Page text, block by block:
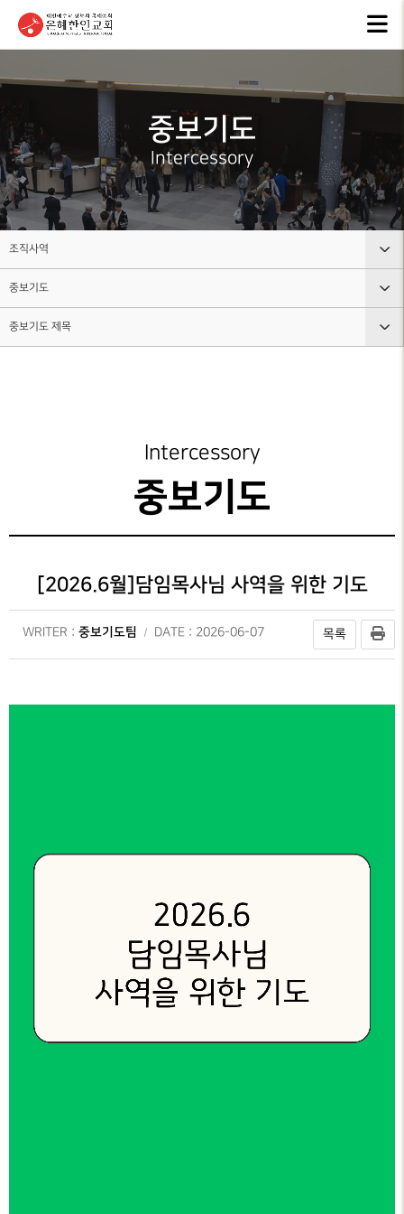
교회안내
환영인사
GREETINGS
담임목사
SENIOR
PASTOR
교회 비전
HISTORY
오시는 길
온라인
헌금
전체영상
ALL VIDEO
주일말씀
SUNDAY WORSHIP
주일예배
일천번제특별새벽기도회
찬양과경배
PRAISE & WORSHIP
특별찬양
SPECIAL PRAISE
영상광고
GMI NEWS
은혜선교
GRACE STORY
행
은혜
NEWS
주보
라
교회
중보기도
Intercessory
조직사역
교회안내
인터넷방송
중보기도
교회조직도
은혜상담국
예배통역부
청지기
중보기도 제목
Intercessory
중보기도
[2026.6월]담임목사님 사역을 위한 기도
WRITER : 중보기도팀 DATE : 2026-06-07 목록